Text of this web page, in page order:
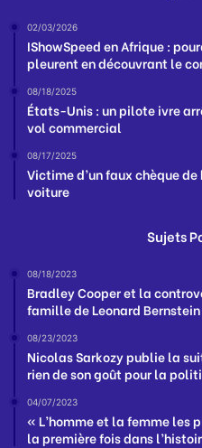
02/03/2026
IShowSpeed en Afrique :
pleurent en découvrant le
08/18/2025
États-Unis : un pilote ivre
vol commercial
08/17/2025
Victime d’un faux chèque
voiture
Sujets
08/18/2023
Bradley Cooper et la
famille de Leonard
08/23/2023
Nicolas Sarkozy publie la
rien de son goût pour la
04/07/2023
« L’homme et la femme les
la première fois dans